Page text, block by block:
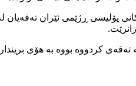
پۆلیسی ڕژێمی ئێران تەقەیان
کردووە بووە بە هۆی